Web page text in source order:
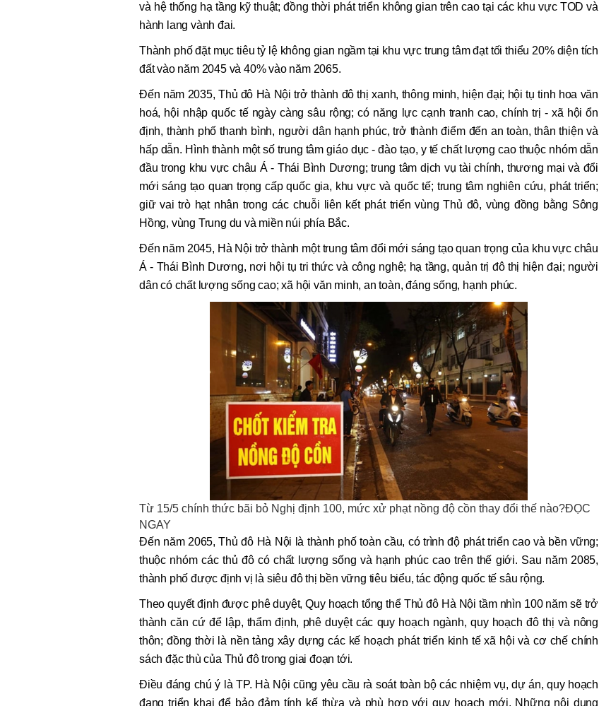
và hệ thống hạ tầng kỹ thuật; đồng thời phát triển không gian trên cao tại các khu vực TOD và
hành lang vành đai.
Thành phố đặt mục tiêu tỷ lệ không gian ngầm tại khu vực trung tâm đạt tối thiểu 20% diện tích
đất vào năm 2045 và 40% vào năm 2065.
Đến năm 2035, Thủ đô Hà Nội trở thành đô thị xanh, thông minh, hiện đại; hội tụ tinh hoa văn
hoá, hội nhập quốc tế ngày càng sâu rộng; có năng lực cạnh tranh cao, chính trị - xã hội ổn
định, thành phố thanh bình, người dân hạnh phúc, trở thành điểm đến an toàn, thân thiện và
hấp dẫn. Hình thành một số trung tâm giáo dục - đào tạo, y tế chất lượng cao thuộc nhóm dẫn
đầu trong khu vực châu Á - Thái Bình Dương; trung tâm dịch vụ tài chính, thương mại và đổi
mới sáng tạo quan trọng cấp quốc gia, khu vực và quốc tế; trung tâm nghiên cứu, phát triển;
giữ vai trò hạt nhân trong các chuỗi liên kết phát triển vùng Thủ đô, vùng đồng bằng Sông
Hồng, vùng Trung du và miền núi phía Bắc.
Đến năm 2045, Hà Nội trở thành một trung tâm đổi mới sáng tạo quan trọng của khu vực châu
Á - Thái Bình Dương, nơi hội tụ tri thức và công nghệ; hạ tầng, quản trị đô thị hiện đại; người
dân có chất lượng sống cao; xã hội văn minh, an toàn, đáng sống, hạnh phúc.
Từ 15/5 chính thức bãi bỏ Nghị định 100, mức xử phạt nồng độ cồn thay đổi thế nào?ĐỌC
NGAY
Đến năm 2065, Thủ đô Hà Nội là thành phố toàn cầu, có trình độ phát triển cao và bền vững;
thuộc nhóm các thủ đô có chất lượng sống và hạnh phúc cao trên thế giới. Sau năm 2085,
thành phố được định vị là siêu đô thị bền vững tiêu biểu, tác động quốc tế sâu rộng.
Theo quyết định được phê duyệt, Quy hoạch tổng thể Thủ đô Hà Nội tầm nhìn 100 năm sẽ trở
thành căn cứ để lập, thẩm định, phê duyệt các quy hoạch ngành, quy hoạch đô thị và nông
thôn; đồng thời là nền tảng xây dựng các kế hoạch phát triển kinh tế xã hội và cơ chế chính
sách đặc thù của Thủ đô trong giai đoạn tới.
Điều đáng chú ý là TP. Hà Nội cũng yêu cầu rà soát toàn bộ các nhiệm vụ, dự án, quy hoạch
đang triển khai để bảo đảm tính kế thừa và phù hợp với quy hoạch mới. Những nội dung